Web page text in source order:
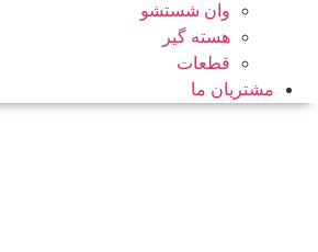
وان شستشو
هسته گیر
قطعات
مشتریان ما